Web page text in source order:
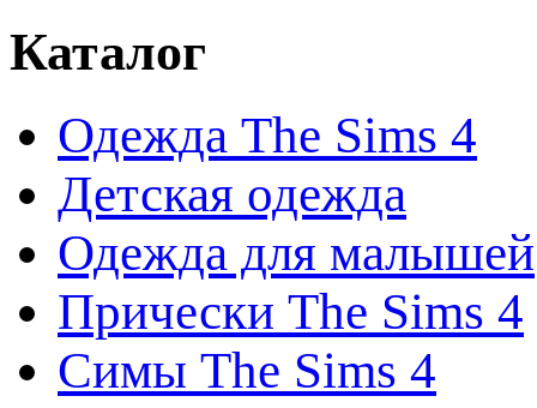
Каталог
Одежда The Sims 4
Детская одежда
Одежда для малышей
Прически The Sims 4
Симы The Sims 4